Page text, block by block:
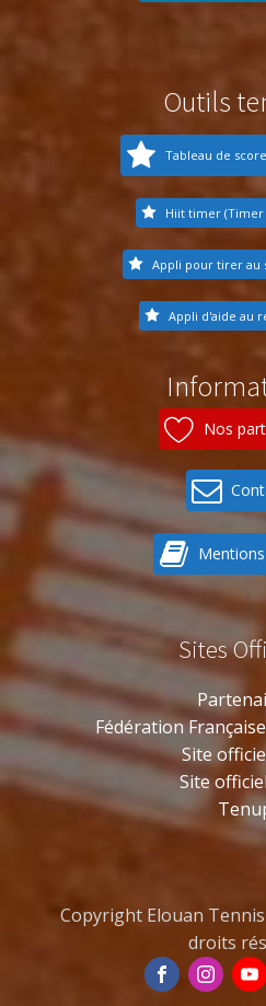
Outils
Tableau de
Hiit timer (Timer
Appli pour tirer au
Appli d'aide au
Nos
Sites
Fédération
Site
Site
Copyright Elouan
droits